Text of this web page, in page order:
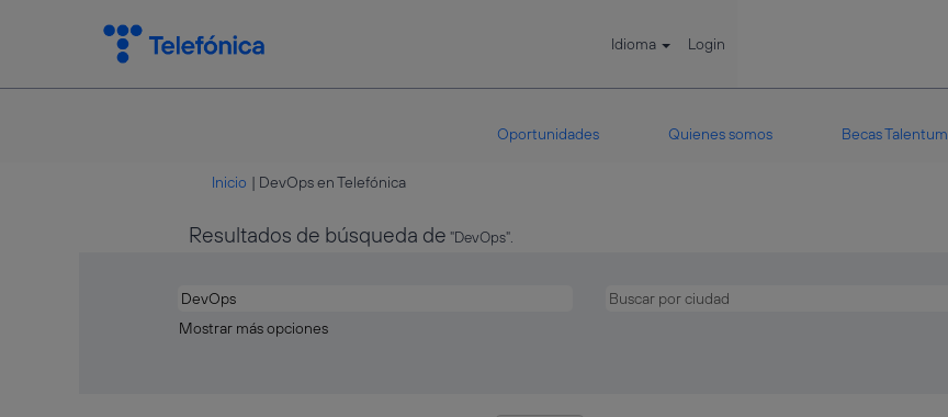
Idioma Login
Oportunidades Quienes somos Becas Talentum
Inicio | DevOps en Telefónica(página
Resultados de búsqueda de "DevOps".
Mostrar más opciones